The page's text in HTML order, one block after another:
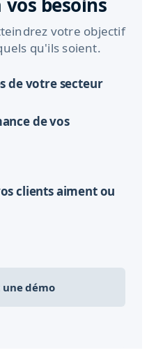
votre objectif
qu'ils soient.
de votre secteur
de vos
clients aiment ou
une démo